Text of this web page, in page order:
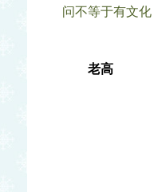
问不等于有文
老高